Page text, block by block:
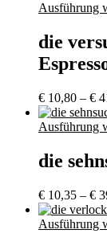
Ausführung
die
€ 10,80 – €
Ausführung
die
€ 10,35 – €
Ausführung